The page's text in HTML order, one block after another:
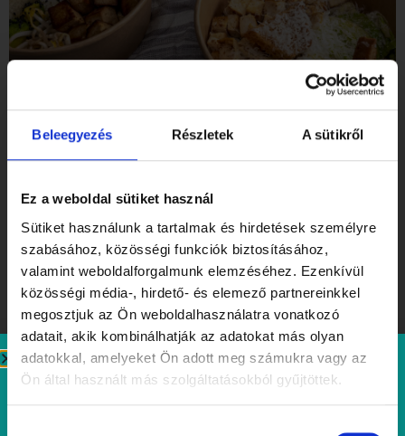
Beleegyezés Részletek A sütikről
Ez a weboldal sütiket használ
Sütiket használunk a tartalmak és hirdetések személyre
szabásához, közösségi funkciók biztosításához,
valamint weboldalforgalmunk elemzéséhez. Ezenkívül
közösségi média-, hirdető- és elemező partnereinkkel
megosztjuk az Ön weboldalhasználatra vonatkozó
adatait, akik kombinálhatják az adatokat más olyan
adatokkal, amelyeket Ön adott meg számukra vagy az
Ön által használt más szolgáltatásokból gyűjtöttek.
Tibidabo Gluténmentes Étterem & Pékség a SZIGET
Elolvasom
Ízek, amiket érdemes megjegyezni – Tibidabo Kóstolóhét a